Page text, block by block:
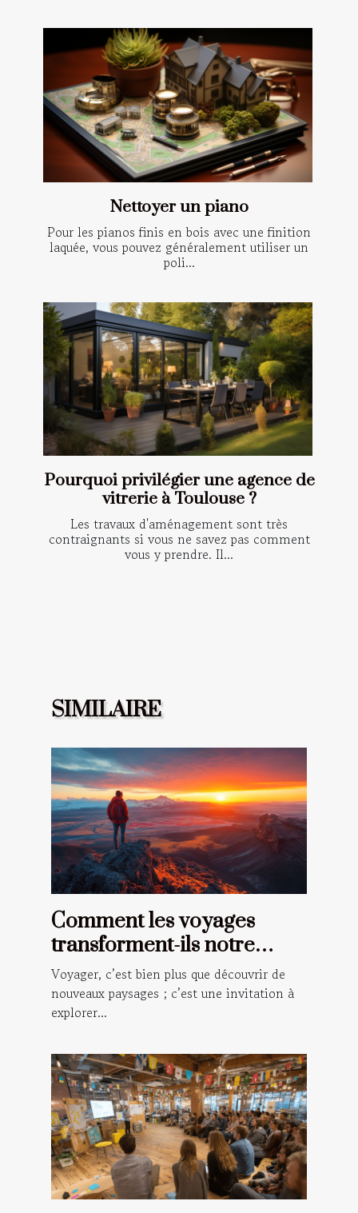
Nettoyer un piano
Pour les pianos finis en bois avec une finition
laquée, vous pouvez généralement utiliser un
poli...
Pourquoi privilégier une agence de
vitrerie à Toulouse ?
Les travaux d'aménagement sont très
contraignants si vous ne savez pas comment
vous y prendre. Il...
SIMILAIRE
Comment les voyages
transforment-ils notre
vision du monde ?
Voyager, c’est bien plus que découvrir de
nouveaux paysages ; c’est une invitation à
explorer...